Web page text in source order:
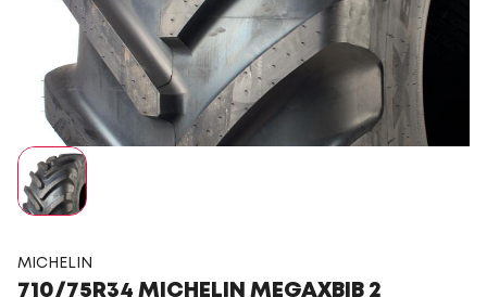
MICHELIN
710/75R34 MICHELIN MEGAXBIB 2